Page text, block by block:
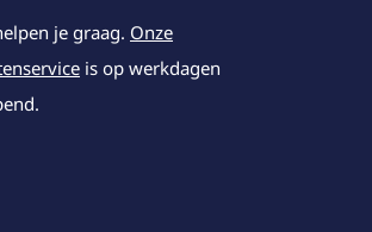
je graag. Onze
is op werkdagen